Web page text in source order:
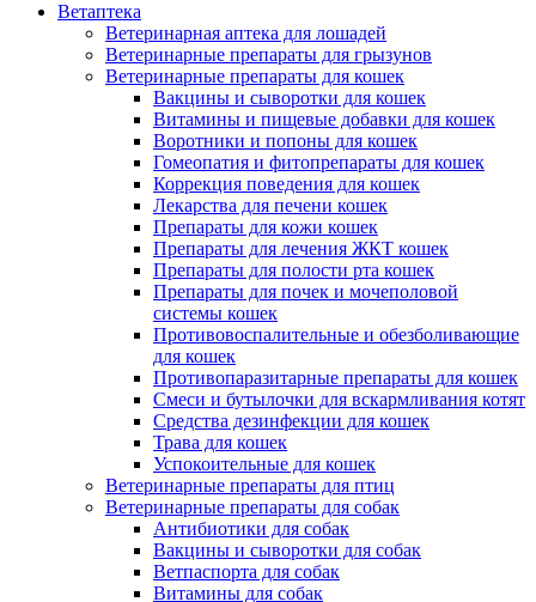
Ветаптека
Ветеринарная аптека для лошадей
Ветеринарные препараты для грызунов
Ветеринарные препараты для кошек
Вакцины и сыворотки для кошек
Витамины и пищевые добавки для кошек
Воротники и попоны для кошек
Гомеопатия и фитопрепараты для кошек
Коррекция поведения для кошек
Лекарства для печени кошек
Препараты для кожи кошек
Препараты для лечения ЖКТ кошек
Препараты для полости рта кошек
Препараты для почек и мочеполовой
системы кошек
Противовоспалительные и обезболивающие
для кошек
Противопаразитарные препараты для кошек
Смеси и бутылочки для вскармливания котят
Средства дезинфекции для кошек
Трава для кошек
Успокоительные для кошек
Ветеринарные препараты для птиц
Ветеринарные препараты для собак
Антибиотики для собак
Вакцины и сыворотки для собак
Ветпаспорта для собак
Витамины для собак